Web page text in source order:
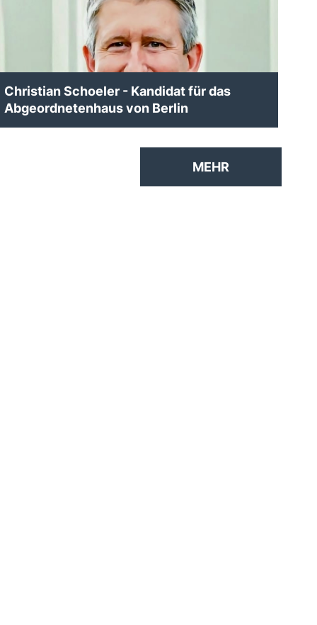
Christian Schoeler - Kandidat für das
Abgeordnetenhaus von Berlin
MEHR